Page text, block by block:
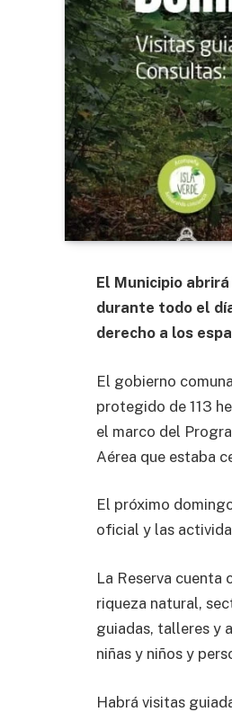
El Municipio
durante todo el
derecho a los
El gobierno
protegido de 113
el marco del
Aérea que estaba
El próximo
oficial y las
La Reserva
riqueza natural,
guiadas, talleres y
niñas y niños y
Habrá visitas